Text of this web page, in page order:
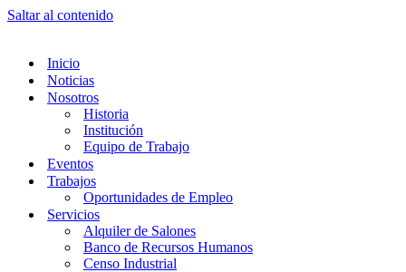
Saltar al contenido
Inicio
Noticias
Nosotros
Historia
Institución
Equipo de Trabajo
Eventos
Trabajos
Oportunidades de Empleo
Servicios
Alquiler de Salones
Banco de Recursos Humanos
Censo Industrial